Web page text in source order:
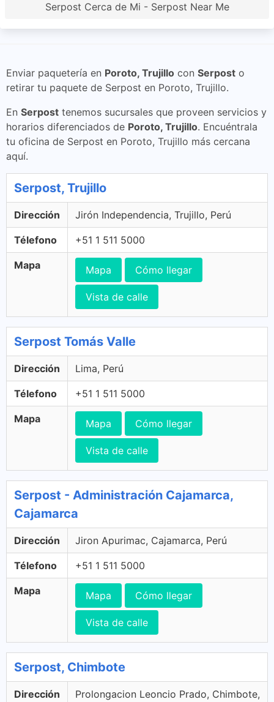
Serpost Cerca de Mi - Serpost Near Me
Enviar paquetería en Poroto, Trujillo con Serpost o
retirar tu paquete de Serpost en Poroto, Trujillo.
En Serpost tenemos sucursales que proveen servicios y
horarios diferenciados de Poroto, Trujillo. Encuéntrala
tu oficina de Serpost en Poroto, Trujillo más cercana
aquí.
Serpost, Trujillo
Dirección Jirón Independencia, Trujillo, Perú
Télefono +51 1 511 5000
Mapa Mapa Cómo llegar
Vista de calle
Serpost Tomás Valle
Dirección Lima, Perú
Télefono +51 1 511 5000
Mapa Mapa Cómo llegar
Vista de calle
Serpost - Administración Cajamarca,
Cajamarca
Dirección Jiron Apurimac, Cajamarca, Perú
Télefono +51 1 511 5000
Mapa Mapa Cómo llegar
Vista de calle
Serpost, Chimbote
Dirección
Prolongacion Leoncio Prado, Chimbote,